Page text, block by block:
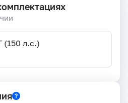
(150 л.с.)